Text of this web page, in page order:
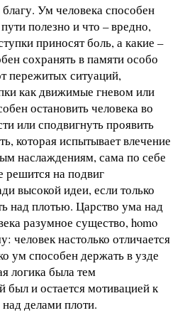
Ум человека способен
полезно и что – вредно,
приносят боль, а какие –
сохранять в памяти особо
пережитых ситуаций,
как движимые гневом или
остановить человека во
или сподвигнуть проявить
которая испытывает влечение
наслаждениям, сама по себе
решится на подвиг
высокой идеи, если только
над плотью. Царство ума над
разумное существо, homo
человек настолько отличается
ум способен держать в узде
логика была тем
был и остается мотивацией к
делами плоти.